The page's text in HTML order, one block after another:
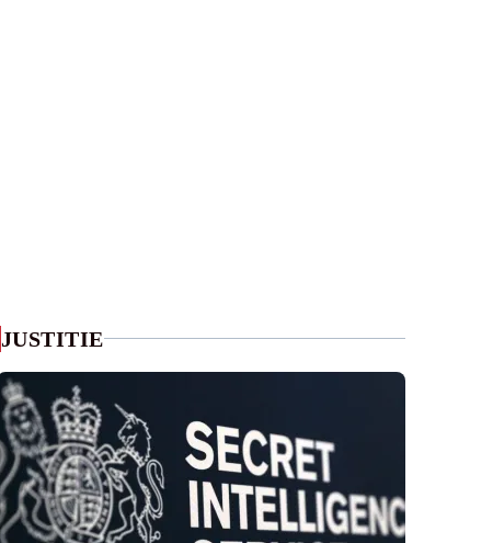
JUSTITIE